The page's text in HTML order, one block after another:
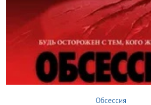
Обсессия